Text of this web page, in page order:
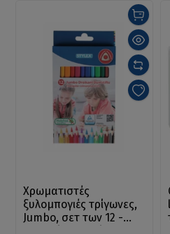
Χρωματιστές
ξυλομπογιές τρίγωνες,
Jumbo, σετ των 12 -